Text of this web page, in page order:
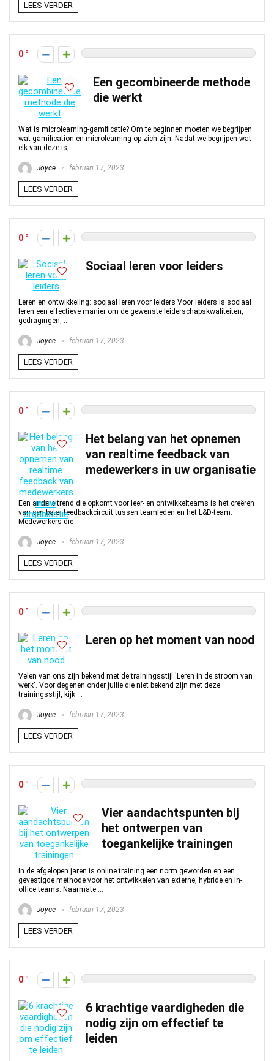
LEES VERDER
0
Een gecombineerde methode
die werkt
Wat is microlearning-gamificatie? Om te beginnen moeten we begrijpen
wat gamification en microlearning op zich zijn. Nadat we begrijpen wat
elk van deze is, ...
Joyce februari 17, 2023
LEES VERDER
0
Sociaal leren voor leiders
Leren en ontwikkeling: sociaal leren voor leiders Voor leiders is sociaal
leren een effectieve manier om de gewenste leiderschapskwaliteiten,
gedragingen, ...
Joyce februari 17, 2023
LEES VERDER
0
Het belang van het opnemen
van realtime feedback van
medewerkers in uw organisatie
Een andere trend die opkomt voor leer- en ontwikkelteams is het creëren
van een beter feedbackcircuit tussen teamleden en het L&D-team.
Medewerkers die ...
Joyce februari 17, 2023
LEES VERDER
0
Leren op het moment van nood
Velen van ons zijn bekend met de trainingsstijl 'Leren in de stroom van
werk'. Voor degenen onder jullie die niet bekend zijn met deze
trainingsstijl, kijk ...
Joyce februari 17, 2023
LEES VERDER
0
Vier aandachtspunten bij
het ontwerpen van
toegankelijke trainingen
In de afgelopen jaren is online training een norm geworden en een
gevestigde methode voor het ontwikkelen van externe, hybride en in-
office teams. Naarmate ...
Joyce februari 17, 2023
LEES VERDER
0
6 krachtige vaardigheden die
nodig zijn om effectief te
leiden